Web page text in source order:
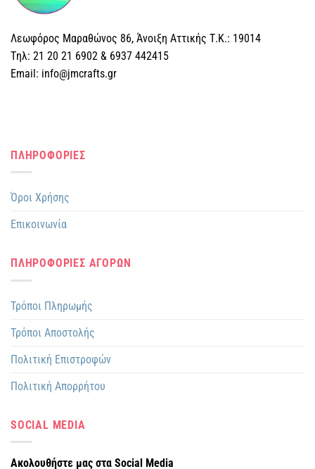
Λεωφόρος Μαραθώνος 86, Άνοιξη Αττικής Τ.Κ.: 19014
Tηλ: 21 20 21 6902 & 6937 442415
Email: info@jmcrafts.gr
ΠΛΗΡΟΦΟΡΙΕΣ
Όροι Χρήσης
Επικοινωνία
ΠΛΗΡΟΦΟΡΙΕΣ ΑΓΟΡΩΝ
Τρόποι Πληρωμής
Τρόποι Αποστολής
Πολιτική Επιστροφών
Πολιτική Απορρήτου
SOCIAL MEDIA
Ακολουθήστε μας στα Social Media